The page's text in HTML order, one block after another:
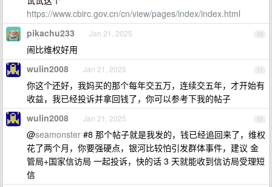
https://www.cbirc.gov.cn/cn/view/pages/index/index.html
10
pikachu233 Jan 21, 2025
闹比维权好用
11
wulin2008 Jan 21, 2025
你这个还好，我妈买的那个每年交五万，连续交五年，才开始有
收益，我已经投诉并拿回钱了，你可以参考下我的帖子
12
wulin2008 Jan 21, 2025
@seamonster #8 那个帖子就是我发的，钱已经追回来了，维权
花了两个月，你要强硬点，银河比较怕引发群体事件，建议 金
管局+国家信访局 一起投诉，快的话 3 天就能收到信访局受理短
信